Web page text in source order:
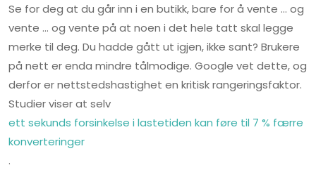
Se for deg at du går inn i en butikk, bare for å vente … og
vente … og vente på at noen i det hele tatt skal legge
merke til deg. Du hadde gått ut igjen, ikke sant? Brukere
på nett er enda mindre tålmodige. Google vet dette, og
derfor er nettstedshastighet en kritisk rangeringsfaktor.
Studier viser at selv
ett sekunds forsinkelse i lastetiden kan føre til 7 % færre
konverteringer
.